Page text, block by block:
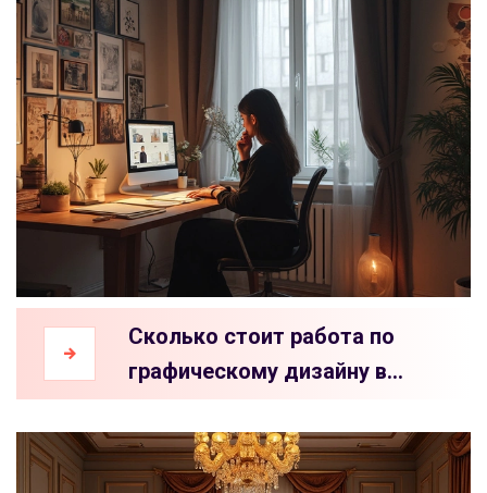
Сколько стоит работа по
графическому дизайну в
интерьере дома?